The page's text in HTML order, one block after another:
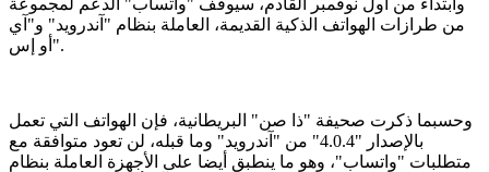
وابتداء من أول نوفمبر القادم، سيوقف "واتساب" الدعم لمجموعة
من طرازات الهواتف الذكية القديمة، العاملة بنظام "آندرويد" و"آي
أو إس".
وحسبما ذكرت صحيفة "ذا صن" البريطانية، فإن الهواتف التي تعمل
بالإصدار "4.0.4" من "آندرويد" وما قبله، لن تعود متوافقة مع
متطلبات "واتساب"، وهو ما ينطبق أيضا على الأجهزة العاملة بنظام